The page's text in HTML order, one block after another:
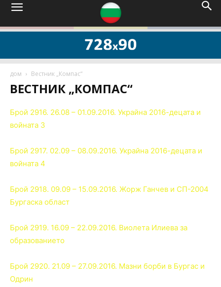
дом Вестник „Компас“
ВЕСТНИК „КОМПАС“
Брой 2916. 26.08 – 01.09.2016. Украйна 2016-децата и
войната 3
Брой 2917. 02.09 – 08.09.2016. Украйна 2016-децата и
войната 4
Брой 2918. 09.09 – 15.09.2016. Жорж Ганчев и СП-2004
Бургаска област
Брой 2919. 16.09 – 22.09.2016. Виолета Илиева за
образованието
Брой 2920. 21.09 – 27.09.2016. Мазни борби в Бургас и
Одрин